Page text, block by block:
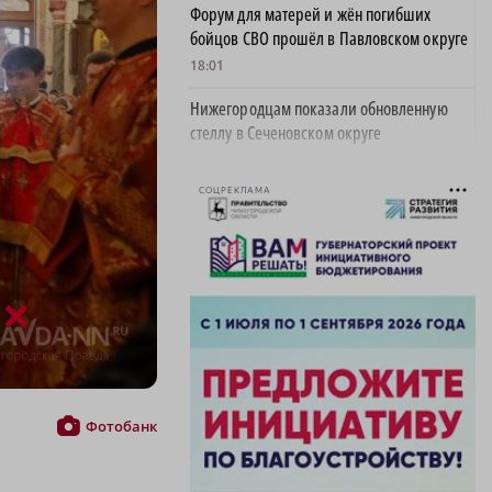
Фотобанк
×
Форум для матерей и жён погибших
бойцов СВО прошёл в Павловском округе
18:01
Нижегородцам показали обновленную
стеллу в Сеченовском округе
Исправительные работы получил
нижегородец с долгом по алиментам 700
тысяч рублей
17:37
Обращения пострадавших продавцов WB
рассмотрят на заседании оперштаба в
августе
17:21
Нижегородская область вошла в число
лидеров научно-популярного туризма
СОЦРЕКЛАМА